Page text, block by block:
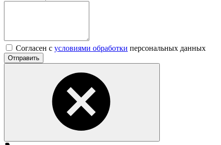
Согласен с условиями обработки персональных данных
Отправить